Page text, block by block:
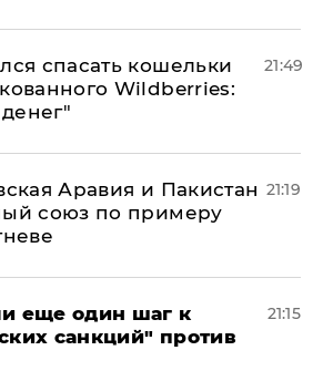
спасать кошельки
Wildberries:
21:49
Аравия и Пакистан
союз по примеру
21:19
еще один шаг к
санкций" против
21:15